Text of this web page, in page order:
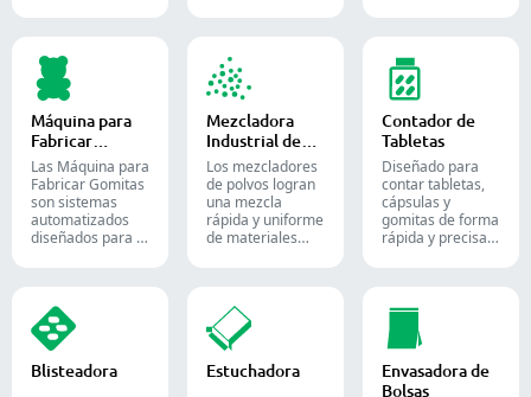
precisas de
polvos, gránulos,
pellets o líquidos
en la producción
farmacéutica y de
suplementos.
cápsulas blandas
de gelatina.
Máquina para
Fabricar
Gomitas
Las Máquina para
Fabricar Gomitas
son sistemas
automatizados
diseñados para la
goma, destinados
tanto a la
industria de la
confitería como a
la farmacéutica.
Mezcladora
Industrial de
Polvos
Los mezcladores
de polvos logran
una mezcla
rápida y uniforme
de materiales
las industrias
farmacéutica,
alimentaria y
química.
Contador de
Tabletas
Diseñado para
contar tabletas,
cápsulas y
gomitas de forma
rápida y precisa.
farmacéutico con
nuestras diversas
soluciones de
conteo para
formas sólidas.
Blisteadora Estuchadora
Envasadora de
Bolsas